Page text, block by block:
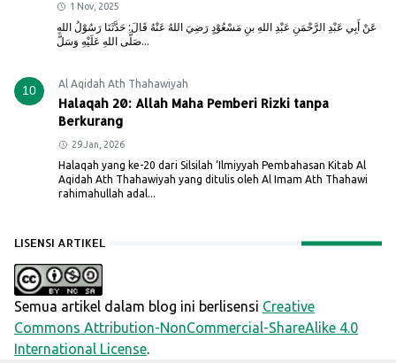
1 Nov, 2025
عَنْ أَبِي عَبْدِ الرَّحْمَنِ عَبْدِ اللهِ بنِ مَسْعُوْدٍ رَضِيَ اللهُ عَنْهُ قَالَ: حَدَّثَنَا رَسُوْلُ اللهِ
صَلَّى اللهِ عَلَيْهِ وَسَلَّ...
10 Al Aqidah Ath Thahawiyah
Halaqah 20: Allah Maha Pemberi Rizki tanpa
Berkurang
29 Jan, 2026
Halaqah yang ke-20 dari Silsilah ‘Ilmiyyah Pembahasan Kitab Al
Aqidah Ath Thahawiyah yang ditulis oleh Al Imam Ath Thahawi
rahimahullah adal...
LISENSI ARTIKEL
Semua artikel dalam blog ini berlisensi Creative
Commons Attribution-NonCommercial-ShareAlike 4.0
International License